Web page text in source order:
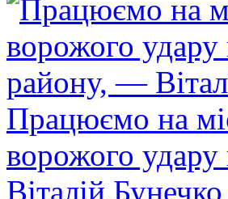
Працюємо на
ворожого удару
Віталій Бунечко